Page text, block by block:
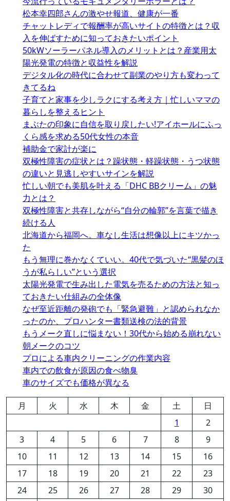
松本幸四郎さんの激やせ報道、健康が一番
チャットレディで報酬率が高いサイトの特徴とは？収
入を伸ばすために知っておきたいポイント
50kWソーラーパネル導入のメリットとは？産業用太
陽光発電の特徴と収益性を解説
デジタル化の時代に合わせて副業のやり方も変わって
きてるね
子育てと家事を少しラクにする考え方｜忙しいママの
暮らしを整えるヒント
まぶたの印象に自信を取り戻したい!アイホールにふっ
くら感を求める50代女性の本音
補助金で家計が楽に
双極性障害の症状とは？躁状態・軽躁状態・うつ状態
の違いと見逃しやすいサインを解説
忙しい朝でも美肌を叶える「DHC BBクリーム」の魅
力とは？
双極性障害と共存しながら“自分の輪郭”を言葉で描き
続ける人
北海道から福岡へ。車なし生活は想像以上にキツかっ
た
もう無理に巻かなくていい。40代で気づいた“黒髪のほ
うが私らしい”という選択
太陽光発電で生み出した電気を売るための方法と知っ
ておきたい仕組みの全体像
なぜ至近距離の発砲でも「緊急避難」と認められなか
ったのか、プロハンター書類送検の法的背景
もうメーク直しに悩まない！30代から始める崩れない
朝メークのコツ
プロによる車内クリーニングの作業内容
車内での飲食が原因の食べ物臭
車のサイズでも価格が異なる
月 火 水 木 金 土
日
1
2
3
4 5 6 7 8
9
10
11 12 13 14 15
16
17
18 19 20 21 22
23
24
25 26 27 28 29
30